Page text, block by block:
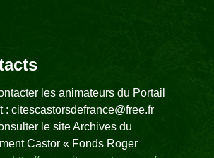
les animateurs du Portail
: citescastorsdefrance@free.fr
le site Archives du
Castor « Fonds Roger